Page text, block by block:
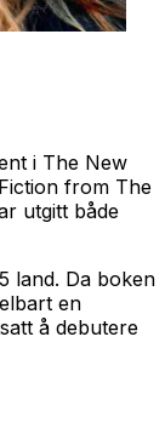
i The New
from The
utgitt både
land. Da boken
en
å debutere